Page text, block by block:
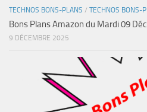
TECHNOS BONS-PLANS / TECHNOS BONS-
Bons Plans Amazon du Mardi 09
9 DÉCEMBRE 2025